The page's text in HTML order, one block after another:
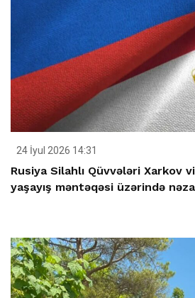
24 İyul 2026 14:31
Rusiya Silahlı Qüvvələri Xarkov
yaşayış məntəqəsi üzərində